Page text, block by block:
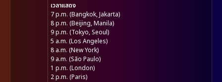
เวลาแสดง
7 p.m. (Bangkok, Jakarta)
8 p.m. (Beijing, Manila)
9 p.m. (Tokyo, Seoul)
5 a.m. (Los Angeles)
8 a.m. (New York)
9 a.m. (São Paulo)
1 p.m. (London)
2 p.m. (Paris)